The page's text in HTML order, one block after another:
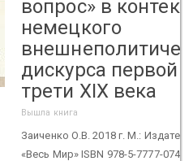
вопрос» в
немецкого
дискурса первой
трети XIX века
Вышла книга
Заиченко О.В. 2018 г. М.:
«Весь Мир» ISBN 978-5-7777-